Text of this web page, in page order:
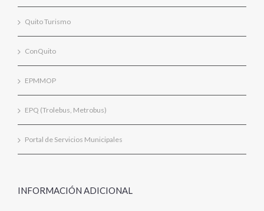
Quito Turismo
ConQuito
EPMMOP
EPQ (Trolebus, Metrobus)
Portal de Servicios Municipales
INFORMACIÓN ADICIONAL